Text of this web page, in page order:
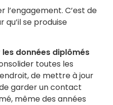
l’engagement. C’est de
se produise
données diplômés
toutes les
de mettre à jour
garder un contact
même des années